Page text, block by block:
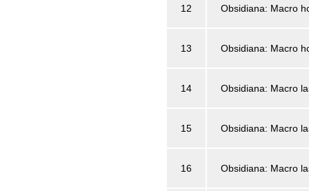
12 Obsidiana: Macro
13 Obsidiana: Macro
14 Obsidiana: Macro
15 Obsidiana: Macro
16 Obsidiana: Macro